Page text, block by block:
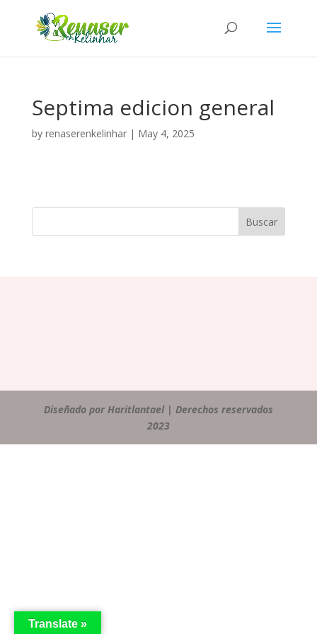
Septima edicion general
by renaserenkelinhar| May 4, 2025
Buscar
Diseñado por Haritlantael | Derechos reservados
2023
Translate »